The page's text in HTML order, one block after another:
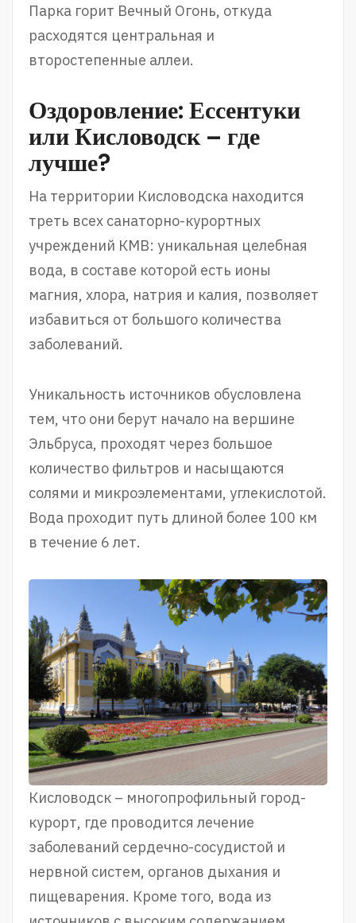
Парка горит Вечный Огонь, откуда
расходятся центральная и
второстепенные аллеи.
Оздоровление: Ессентуки
или Кисловодск – где
лучше?
На территории Кисловодска находится
треть всех санаторно-курортных
учреждений КМВ: уникальная целебная
вода, в составе которой есть ионы
магния, хлора, натрия и калия, позволяет
избавиться от большого количества
заболеваний.
Уникальность источников обусловлена
тем, что они берут начало на вершине
Эльбруса, проходят через большое
количество фильтров и насыщаются
солями и микроэлементами, углекислотой.
Вода проходит путь длиной более 100 км
в течение 6 лет.
Кисловодск – многопрофильный город-
курорт, где проводится лечение
заболеваний сердечно-сосудистой и
нервной систем, органов дыхания и
пищеварения. Кроме того, вода из